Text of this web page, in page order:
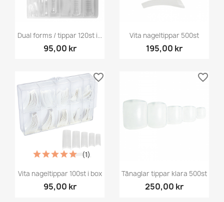
Dual forms / tippar 120st i...
95,00 kr
Vita nageltippar 500st
195,00 kr
Vita nageltippar 100st i box
95,00 kr
(1)
favorite_border
Tånaglar tippar klara 500st
250,00 kr
favorite_border